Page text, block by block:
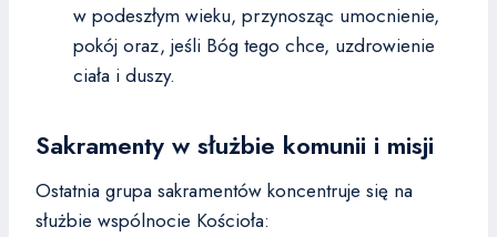
w podeszłym wieku, przynosząc umocnienie,
pokój oraz, jeśli Bóg tego chce, uzdrowienie
ciała i duszy.
Sakramenty w służbie komunii i misji
Ostatnia grupa sakramentów koncentruje się na
służbie wspólnocie Kościoła: